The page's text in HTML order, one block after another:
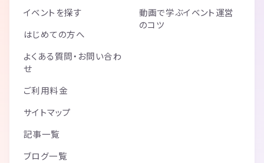
イベントを探す
はじめての方へ
よくある質問・お問い合わ
せ
ご利用料金
サイトマップ
記事一覧
ブログ一覧
動画で学ぶイベント運営
のコツ